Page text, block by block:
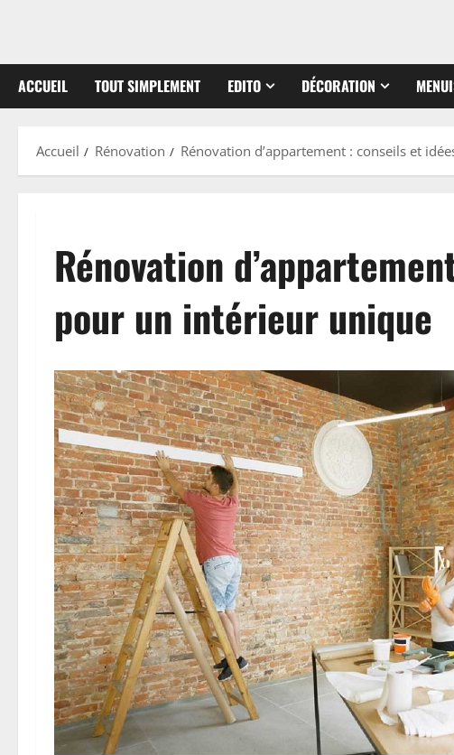
ACCUEIL TOUT SIMPLEMENT EDITO DÉCORATION
Accueil Rénovation Rénovation d’appartement : conseils et
Rénovation
pour un intérieur unique